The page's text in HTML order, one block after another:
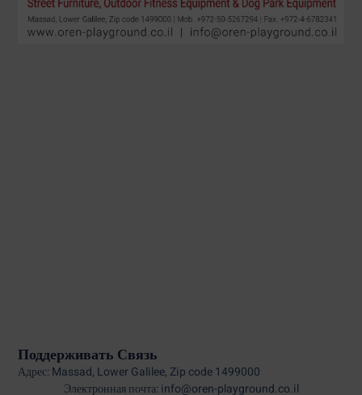
Поддерживать Связь
Адрес: Massad, Lower Galilee, Zip code 1499000
Электронная почта: info@oren-playground.co.il